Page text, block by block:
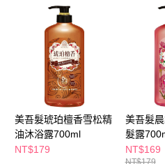
是否繳費成功／繳費後需取消欲退款等
客戶支援中心」
https://
【注意事項】
１．透過由恩沛科技股份有限公司提
易，需依本服務之必要範圍內提供個
權轉讓予恩沛科技股份有限公司。
２．關於個人資料處理事宜，請瀏覽以
https://aftee.tw/terms/#terms3
３．未成年的使用者請事先徵得法定代
「AFTEE先享後付」，若未經同意申辦
任。
４．使用「AFTEE先享後付」時，將依
每筆NT$65，滿NT$490(含以上)免
7-11取貨付款
每筆NT$65，滿NT$490(含以上)免
付款後7-11取貨
每筆NT$65，滿NT$490(含以上)免
宅配(本島)
每筆NT$100，滿NT$790(含以上)免
美吾髮琥珀檀香雪松精
油沐浴露700ml
NT$179
美吾髮
髮露
NT$169
NT$179